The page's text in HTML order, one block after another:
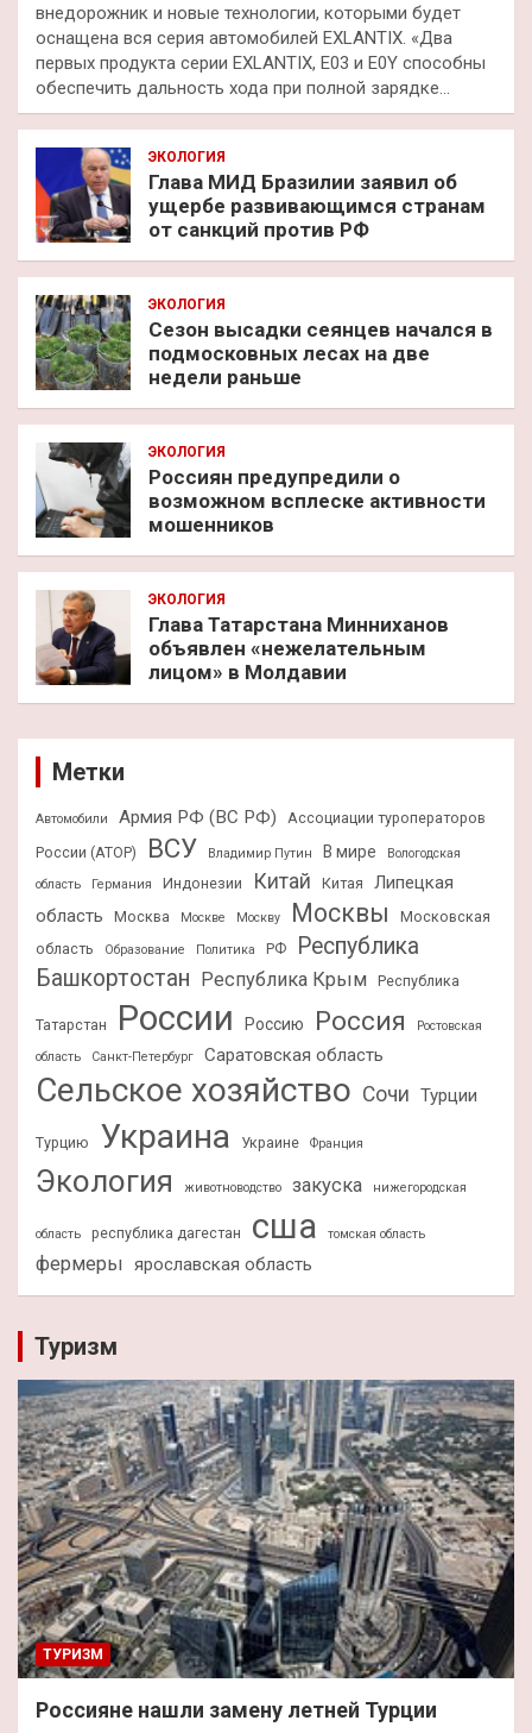
внедорожник и новые технологии, которыми будет
оснащена вся серия автомобилей EXLANTIX. «Два
первых продукта серии EXLANTIX, E03 и E0Y способны
обеспечить дальность хода при полной зарядке…
ЭКОЛОГИЯ
Глава МИД Бразилии заявил об
ущербе развивающимся странам
от санкций против РФ
ЭКОЛОГИЯ
Сезон высадки сеянцев начался в
подмосковных лесах на две
недели раньше
ЭКОЛОГИЯ
Россиян предупредили о
возможном всплеске активности
мошенников
ЭКОЛОГИЯ
Глава Татарстана Минниханов
объявлен «нежелательным
лицом» в Молдавии
Метки
Автомобили Армия РФ (ВС РФ)
Ассоциации туроператоров
России (АТОР)
ВСУ Владимир Путин В мире
Вологодская
область
Германия Индонезии Китай Китая
Липецкая
область
Москва Москве Москву Москвы
Московская
область
Образование Политика РФ
Республика
Башкортостан
Республика Крым Республика
Татарстан России Россию Россия
Ростовская
область
Санкт-Петербург Саратовская область
Сельское хозяйство Сочи Турции
Турцию Украина Украине Франция
Экология животноводство закуска нижегородская
область республика дагестан сша томская область
фермеры ярославская область
Туризм
ТУРИЗМ
Россияне нашли замену летней Турции